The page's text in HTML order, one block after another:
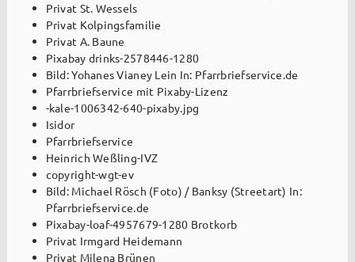
Privat St. Wessels
Privat Kolpingsfamilie
Privat A. Baune
Pixabay drinks-2578446-1280
Bild: Yohanes Vianey Lein In: Pfarrbriefservice.de
Pfarrbriefservice mit Pixaby-Lizenz
-kale-1006342-640-pixaby.jpg
Isidor
Pfarrbriefservice
Heinrich Weßling-IVZ
copyright-wgt-ev
Bild: Michael Rösch (Foto) / Banksy (Streetart) In:
Pfarrbriefservice.de
Pixabay-loaf-4957679-1280 Brotkorb
Privat Irmgard Heidemann
Privat Milena Brünen